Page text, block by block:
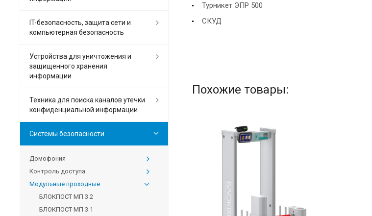
Турникет ЭПР 500
СКУД
Похожие товары:
IT-безопасность, защита сети и
компьютерная безопасность
Устройства для уничтожения и
защищенного хранения
информации
Техника для поиска каналов утечки
конфиденциальной информации
Системы безопасности
Домофония
Контроль доступа
Модульные проходные
БЛОКПОСТ МП 3.2
БЛОКПОСТ МП 3.1